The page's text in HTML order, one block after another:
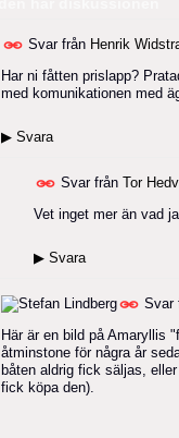
Svar från Henrik
Har ni fåtten prislapp?
med komunikationen med
▶ Svara
Svar från Tor
Vet inget mer än vad
▶ Svara
Svar
Här är en bild på Amaryllis
åtminstone för några år
båten aldrig fick säljas,
fick köpa den).